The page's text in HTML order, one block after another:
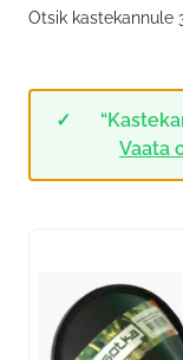
Otsik kastekannule
Vaata